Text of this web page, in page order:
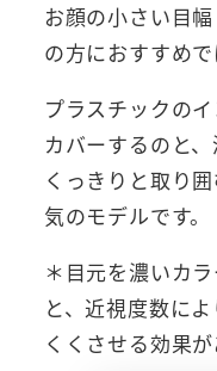
お顔の小さい目
の方におすすめで
プラスチックの
カバーするのと
くっきりと取り
気のモデルです。
＊目元を濃いカ
と、近視度数に
くくさせる効果が